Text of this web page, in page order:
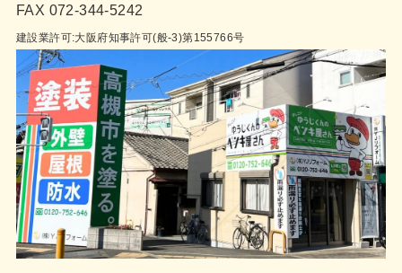
FAX 072-344-5242
建設業許可:大阪府知事許可(般-3)第155766号